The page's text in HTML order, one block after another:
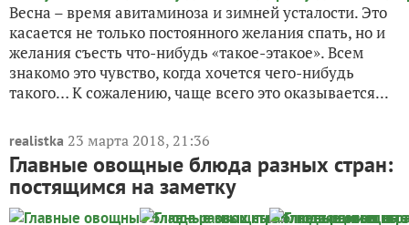
Весна – время авитаминоза и зимней усталости. Это
касается не только постоянного желания спать, но и
желания съесть что-нибудь «такое-этакое». Всем
знакомо это чувство, когда хочется чего-нибудь
такого… К сожалению, чаще всего это оказывается...
realistka 23 марта 2018, 21:36
Главные овощные блюда разных стран:
постящимся на заметку